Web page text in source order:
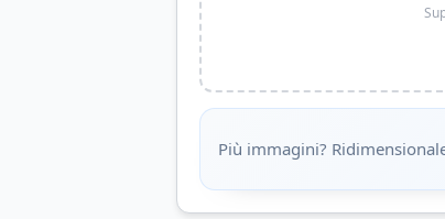
Più immagini?